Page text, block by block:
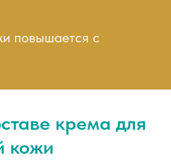
повышается с
крема для
кожи